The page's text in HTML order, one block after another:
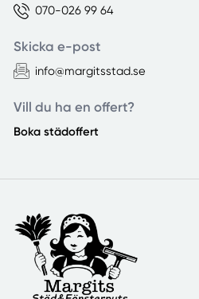
070-026 99 64
Skicka e-post
info@margitsstad.se
Vill du ha en offert?
Boka städoffert